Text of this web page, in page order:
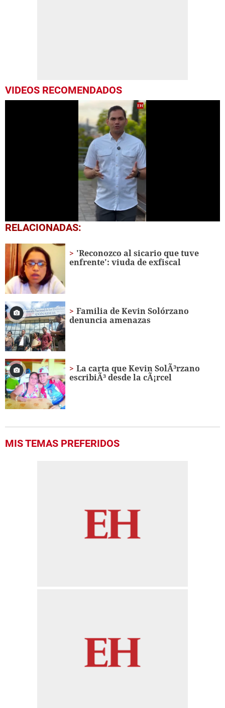
VIDEOS RECOMENDADOS
0
seconds
1
minute,
20
seconds
RELACIONADAS:
'Reconozco al sicario que tuve
enfrente': viuda de exfiscal
Familia de Kevin Solórzano
denuncia amenazas
La carta que Kevin SolÃ³rzano
escribiÃ³ desde la cÃ¡rcel
MIS TEMAS PREFERIDOS